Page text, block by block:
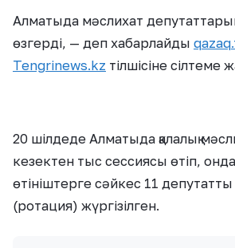
Алматыда мәслихат
өзгерді, — деп хабарлайды
Tengrinews.kz тілшісіне сілтеме
20 шілдеде Алматыда қалалық
кезектен тыс сессиясы өтіп,
өтініштерге сәйкес 11
(ротация) жүргізілген.